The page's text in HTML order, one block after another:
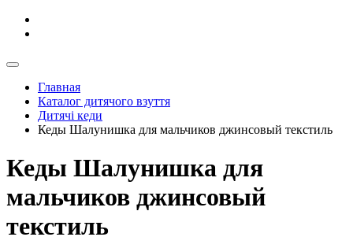
Главная
Каталог дитячого взуття
Дитячі кеди
Кеды Шалунишка для мальчиков джинсовый текстиль
Кеды Шалунишка для
мальчиков джинсовый
текстиль